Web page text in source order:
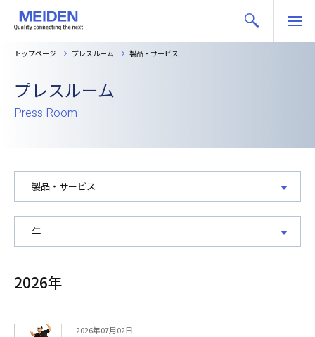
トップページ プレスルーム 製品・サービス
プレスルーム
Press Room
2026年
2026年07月02日